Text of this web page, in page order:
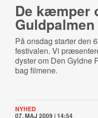
De kæmper
Guldpalmen
På onsdag starter den
festivalen. Vi
dyster om Den Gyldne
bag filmene.
NYHED
07. MAJ 2009 | 14:54